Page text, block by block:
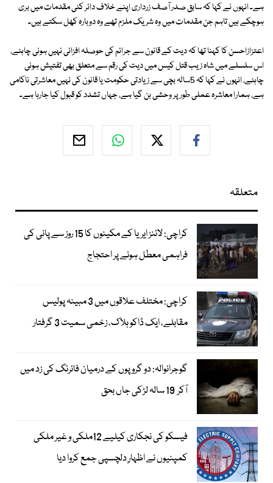
ہے۔ انہوں نے کہا کہ سابق صدر آصف زرداری اپنے خلاف دائر کئی مقدمات میں بری
ہوچکے ہیں تاہم جن مقدمات میں وہ شریک ملزم تھے وہ دوبارہ کھل سکتے ہیں۔
اعتزازاحسن کا کہنا تھا کہ دیت کے قانون سے جرائم کی حوصلہ افزائی نہیں ہونی چاہئے،
اس سلسلے میں شاہ زیب قتل کیس میں دیت کی رقم سے متعلق بھی تفتیش ہونی
چاہئے، انہوں نے کہا کہ 5سالہ بچی سے زیادتی حکومت یا قانون کی نہیں معاشرتی ناکامی
ہے، ہمارا معاشرہ عملی طور پر وحشی بن گیا ہے، جہاں تشدد کو قبول کیا جارہا ہے۔
متعلقہ
کراچی: لائنز ایریا کے مکینوں کا 15 روز سے پانی کی
فراہمی معطل ہونے پر احتجاج
کراچی: مختلف علاقوں میں 3 مبینہ پولیس
مقابلے، ایک ڈاکو ہلاک، زخمی سمیت 3 گرفتار
گوجرانوالہ: دو گروپوں کے درمیان فائرنگ کی زد میں
آکر 19 سالہ لڑکی جاں بحق
فیسکو کی نجکاری کیلیے 12ملکی و غیر ملکی
کمپنیوں نے اظہارِ دلچسپی جمع کروا دیا